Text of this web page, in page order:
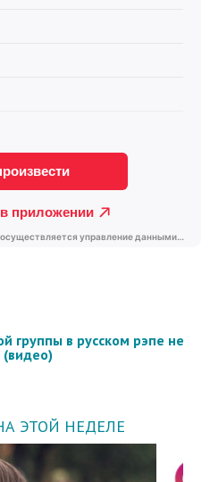
группы в русском рэпе не
ЭТОЙ НЕДЕЛЕ